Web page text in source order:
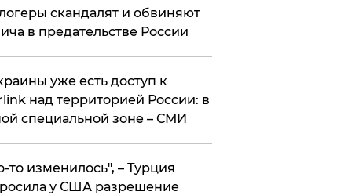
скандалят и обвиняют
в предательстве России
уже есть доступ к
над территорией России: в
специальной зоне – СМИ
то изменилось", – Турция
у США разрешение